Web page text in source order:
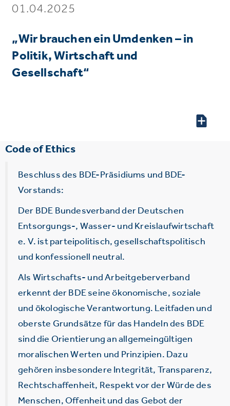
01.04.2025
„Wir brauchen ein Umdenken – in
Politik, Wirtschaft und
Gesellschaft“
Code of Ethics
Beschluss des BDE-Präsidiums und BDE-
Vorstands:
Der BDE Bundesverband der Deutschen
Entsorgungs-, Wasser- und Kreislaufwirtschaft
e. V. ist parteipolitisch, gesellschaftspolitisch
und konfessionell neutral.
Als Wirtschafts- und Arbeitgeberverband
erkennt der BDE seine ökonomische, soziale
und ökologische Verantwortung. Leitfaden und
oberste Grundsätze für das Handeln des BDE
sind die Orientierung an allgemeingültigen
moralischen Werten und Prinzipien. Dazu
gehören insbesondere Integrität, Transparenz,
Rechtschaffenheit, Respekt vor der Würde des
Menschen, Offenheit und das Gebot der